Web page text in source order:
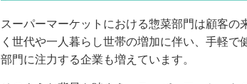
スーパーマーケットにおける惣菜部門は顧客
く世代や一人暮らし世帯の増加に伴い、手軽
部門に注力する企業も増えています。